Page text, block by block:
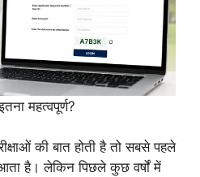
महत्वपूर्ण?
की बात होती है तो सबसे पहले
है। लेकिन पिछले कुछ वर्षों में